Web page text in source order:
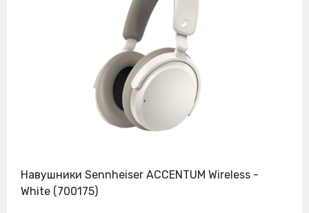
Навушники Sennheiser ACCENTUM Wireless -
White (700175)